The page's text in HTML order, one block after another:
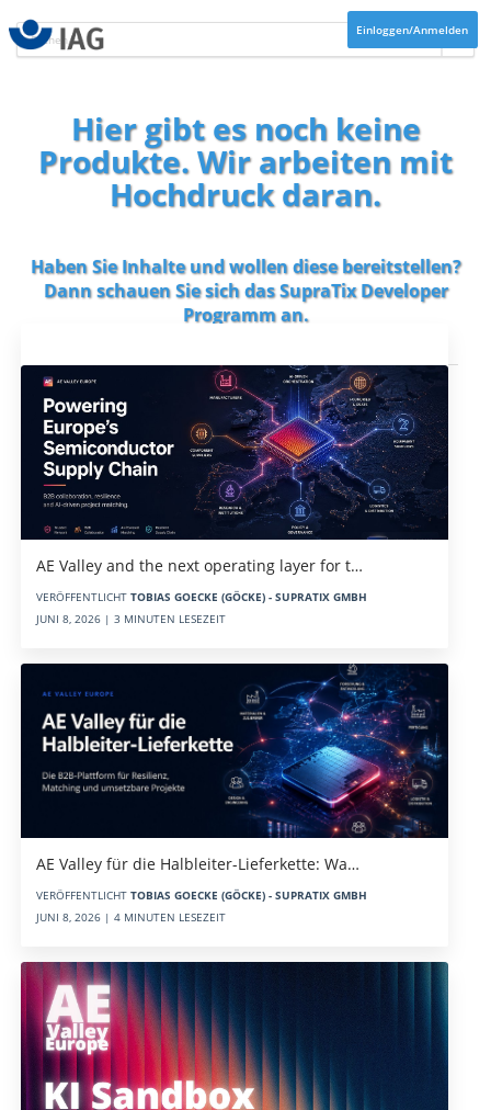
Einloggen/Anmelden
Hier gibt es noch keine
Produkte. Wir arbeiten mit
Hochdruck daran.
Haben Sie Inhalte und wollen diese bereitstellen?
Dann schauen Sie sich dasSupraTix Developer
Programman.
AE Valley and the next operating layer for t…
VERÖFFENTLICHT TOBIAS GOECKE (GÖCKE) - SUPRATIX GMBH
JUNI 8, 2026 | 3 MINUTEN LESEZEIT
AE Valley für die Halbleiter-Lieferkette: Wa…
VERÖFFENTLICHT TOBIAS GOECKE (GÖCKE) - SUPRATIX GMBH
JUNI 8, 2026 | 4 MINUTEN LESEZEIT